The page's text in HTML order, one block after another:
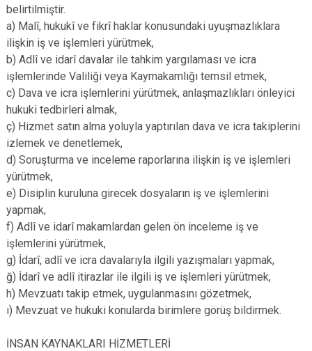
belirtilmiştir.
a) Malî, hukukî ve fikrî haklar konusundaki uyuşmazlıklara
ilişkin iş ve işlemleri yürütmek,
b) Adlî ve idarî davalar ile tahkim yargılaması ve icra
işlemlerinde Valiliği veya Kaymakamlığı temsil etmek,
c) Dava ve icra işlemlerini yürütmek, anlaşmazlıkları önleyici
hukuki tedbirleri almak,
ç) Hizmet satın alma yoluyla yaptırılan dava ve icra takiplerini
izlemek ve denetlemek,
d) Soruşturma ve inceleme raporlarına ilişkin iş ve işlemleri
yürütmek,
e) Disiplin kuruluna girecek dosyaların iş ve işlemlerini
yapmak,
f) Adlî ve idarî makamlardan gelen ön inceleme iş ve
işlemlerini yürütmek,
g) İdarî, adlî ve icra davalarıyla ilgili yazışmaları yapmak,
ğ) İdarî ve adlî itirazlar ile ilgili iş ve işlemleri yürütmek,
h) Mevzuatı takip etmek, uygulanmasını gözetmek,
ı) Mevzuat ve hukuki konularda birimlere görüş bildirmek.
İNSAN KAYNAKLARI HİZMETLERİ